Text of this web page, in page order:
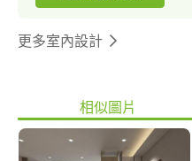
更多室內設計
相似圖片